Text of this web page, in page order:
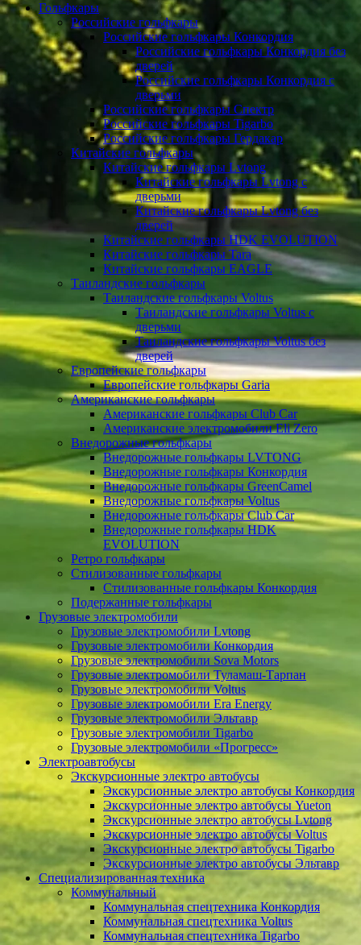
Гольфкары
Российские гольфкары
Российские гольфкары Конкордия
Российские гольфкары Конкордия без
дверей
Российские гольфкары Конкордия с
дверьми
Российские гольфкары Спектр
Российские гольфкары Tigarbo
Российские гольфкары Гердакар
Китайские гольфкары
Китайские гольфкары Lvtong
Китайские гольфкары Lvtong с
дверьми
Китайские гольфкары Lvtong без
дверей
Китайские гольфкары HDK EVOLUTION
Китайские гольфкары Tara
Китайские гольфкары EAGLE
Таиландские гольфкары
Таиландские гольфкары Voltus
Таиландские гольфкары Voltus с
дверьми
Таиландские гольфкары Voltus без
дверей
Европейские гольфкары
Европейские гольфкары Garia
Американские гольфкары
Американские гольфкары Club Car
Американские электромобили Eli Zero
Внедорожные гольфкары
Внедорожные гольфкары LVTONG
Внедорожные гольфкары Конкордия
Внедорожные гольфкары GreenCamel
Внедорожные гольфкары Voltus
Внедорожные гольфкары Club Car
Внедорожные гольфкары HDK
EVOLUTION
Ретро гольфкары
Стилизованные гольфкары
Стилизованные гольфкары Конкордия
Подержанные гольфкары
Грузовые электромобили
Грузовые электромобили Lvtong
Грузовые электромобили Конкордия
Грузовые электромобили Sova Motors
Грузовые электромобили Туламаш-Тарпан
Грузовые электромобили Voltus
Грузовые электромобили Era Energy
Грузовые электромобили Эльтавр
Грузовые электромобили Tigarbo
Грузовые электромобили «Прогресс»
Электроавтобусы
Экскурсионные электро автобусы
Экскурсионные электро автобусы Конкордия
Экскурсионные электро автобусы Yueton
Экскурсионные электро автобусы Lvtong
Экскурсионные электро автобусы Voltus
Экскурсионные электро автобусы Tigarbo
Экскурсионные электро автобусы Эльтавр
Специализированная техника
Коммунальный
Коммунальная спецтехника Конкордия
Коммунальная спецтехника Voltus
Коммунальная спецтехника Tigarbo